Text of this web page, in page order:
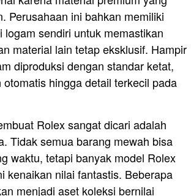
Perusahaan ini bahkan memiliki
logam sendiri untuk memastikan
material lain tetap eksklusif. Hampir
diproduksi dengan standar ketat,
otomatis hingga detail terkecil pada
Rolex sangat dicari adalah
Tidak semua barang mewah bisa
waktu, tetapi banyak model Rolex
kenaikan nilai fantastis. Beberapa
menjadi aset koleksi bernilai